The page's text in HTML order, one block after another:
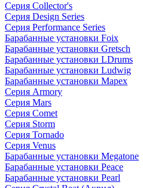
Серия Collector's
Серия Design Series
Серия Performance Series
Барабанные установки Foix
Барабанные установки Gretsch
Барабанные установки LDrums
Барабанные установки Ludwig
Барабанные установки Mapex
Серия Armory
Серия Mars
Серия Comet
Серия Storm
Серия Tornado
Серия Venus
Барабанные установки Megatone
Барабанные установки Peace
Барабанные установки Pearl